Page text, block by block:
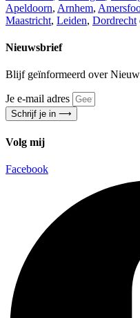
Apeldoorn, Arnhem,
Maastricht, Leiden, Dordrecht
Nieuwsbrief
Blijf geïnformeerd over
Je e-mail adres
Schrijf je in ⟶
Volg mij
Facebook